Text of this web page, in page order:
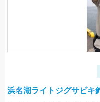
浜名湖ライトジグサビ